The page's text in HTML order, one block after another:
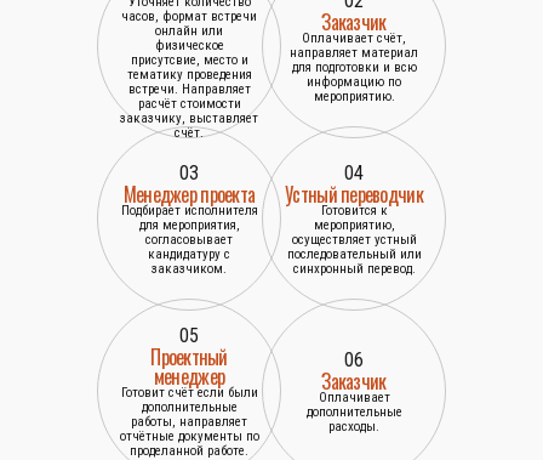
часов, формат встречи
онлайн или
физическое
присутсвие, место и
тематику проведения
встречи. Направляет
расчёт стоимости
заказчику, выставляет
счёт.
Заказчик
Оплачивает счёт,
направляет материал
для подготовки и всю
информацию по
мероприятию.
03
Менеджер проекта
Подбирает исполнителя
для мероприятия,
согласовывает
кандидатуру с
заказчиком.
04
Устный переводчик
Готовится к
мероприятию,
осуществляет устный
последовательный или
синхронный перевод.
05
Проектный
менеджер
Готовит счёт если были
дополнительные
работы, направляет
отчётные документы по
проделанной работе.
06
Заказчик
Оплачивает
дополнительные
расходы.